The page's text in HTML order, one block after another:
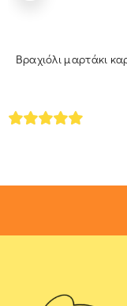
Βραχιόλι μαρτάκι